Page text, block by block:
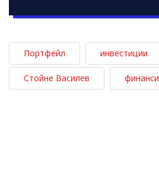
Портфейл инвестиции
Стойне Василев финанси